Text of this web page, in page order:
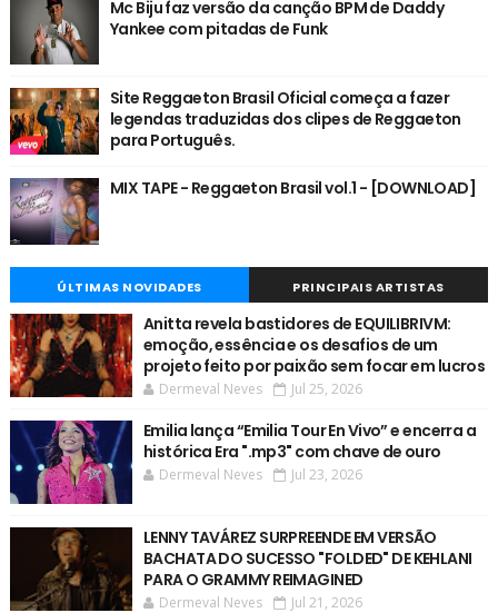
Mc Biju faz versão da canção BPM de Daddy
Yankee com pitadas de Funk
Site Reggaeton Brasil Oficial começa a fazer
legendas traduzidas dos clipes de Reggaeton
para Português.
MIX TAPE - Reggaeton Brasil vol.1 - [DOWNLOAD]
ÚLTIMAS NOVIDADES PRINCIPAIS ARTISTAS
Anitta revela bastidores de EQUILIBRIVM:
emoção, essência e os desafios de um
projeto feito por paixão sem focar em lucros
Dermeval Neves Jul 25, 2026
Emilia lança “Emilia Tour En Vivo” e encerra a
histórica Era ".mp3" com chave de ouro
Dermeval Neves Jul 23, 2026
LENNY TAVÁREZ SURPREENDE EM VERSÃO
BACHATA DO SUCESSO "FOLDED" DE KEHLANI
PARA O GRAMMY REIMAGINED
Dermeval Neves Jul 21, 2026